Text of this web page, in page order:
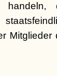
Mitglieder